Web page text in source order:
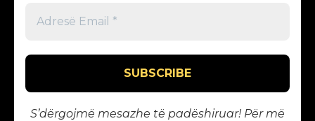
S’dërgojmë mesazhe të padëshiruar! Për më